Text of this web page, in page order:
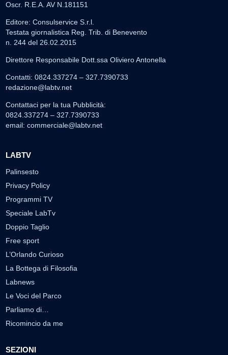
Oscr. R.E.A. AV N.181151
Editore: Consulservice S.r.l.
Testata giornalistica Reg. Trib. di Benevento
n. 244 del 26.02.2015
Direttore Responsabile Dott.ssa Oliviero Antonella
Contatti: 0824.337274 – 327.7390733
redazione@labtv.net
Contattaci per la tua Pubblicità:
0824.337274 – 327.7390733
email: commerciale@labtv.net
LABTV
Palinsesto
Privacy Policy
Programmi TV
Speciale LabTv
Doppio Taglio
Free sport
L’Orlando Curioso
La Bottega di Filosofia
Labnews
Le Voci del Parco
Parliamo di…
Ricomincio da me
SEZIONI